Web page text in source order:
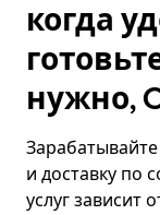
когда
нужно,
и доставку по
услуг зависит